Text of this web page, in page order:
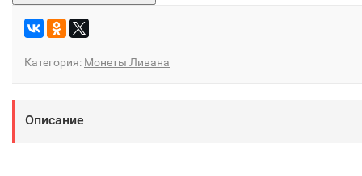
Категория: Монеты Ливана
Описание